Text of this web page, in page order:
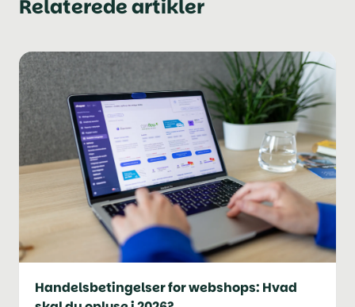
Relaterede artikler
Handelsbetingelser for webshops: Hvad